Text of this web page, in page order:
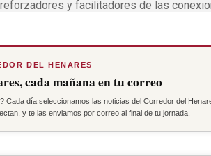
y facilitadores de las
DEL HENARES
cada mañana en tu correo
Cada día seleccionamos las noticias del Corredor del
y te las enviamos por correo al final de tu jornada.